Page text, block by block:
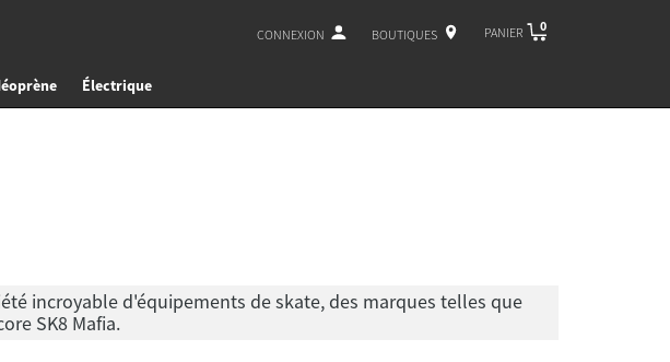
CONNEXION BOUTIQUES PANIER 0
Électrique
incroyable d'équipements de skate, des marques telles que
SK8 Mafia.